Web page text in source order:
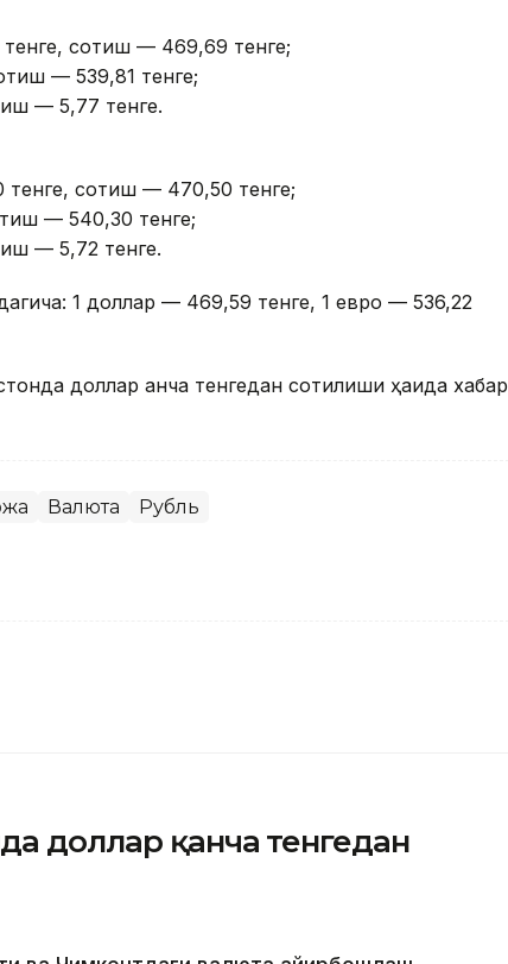
сотиш — 469,69 тенге;
— 539,81 тенге;
— 5,77 тенге.
сотиш — 470,50 тенге;
— 540,30 тенге;
— 5,72 тенге.
1 доллар — 469,59 тенге, 1 евро — 536,22
доллар қанча тенгедан сотилиши ҳақида хабар
Валюта Рубль
доллар қанча тенгедан